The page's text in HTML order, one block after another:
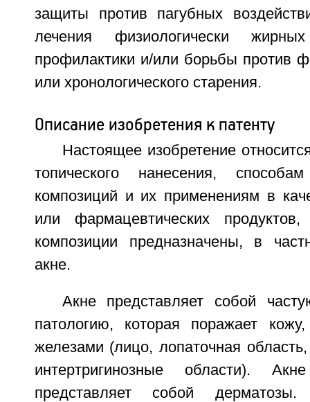
защиты против пагубных
лечения физиологически
профилактики и/или борьбы против
или хронологического старения.
Описание изобретения к патенту
Настоящее изобретение
топического нанесения,
композиций и их применениям в
или фармацевтических
композиции предназначены, в
акне.
Акне представляет собой
патологию, которая поражает
железами (лицо, лопаточная
интертригинозные области).
представляет собой